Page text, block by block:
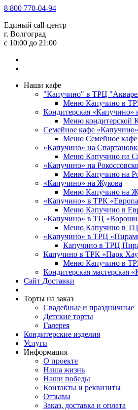
8 800 770-04-94
Единый call-центр
г. Волгоград
c 10:00 до 21:00
Наши кафе
"Капучино" в ТРЦ
Меню Капучино в
Кондитерская
Меню кондитерской
Семейное кафе
Меню Семейное
«Капучино» на
Меню Капучино на
«Капучино» на
Меню Капучино на
«Капучино» на Жукова
Меню Капучино на
«Капучино» в ТРК
Меню Капучино в
«Капучино» в ТЦ
Меню Капучино в
«Капучино» в ТРЦ
Капучино в ТРЦ
Капучино в ТРК «Парк
Меню Капучино в
Кондитерская мастерская
Сайт Доставки
Торты на заказ
Свадебные и праздничные
Детские торты
Галерея
Кондитерские изделия
Услуги
Информация
О проекте
Наша жизнь
Наши победы
Контакты и реквизиты
Отзывы
Заказ, доставка и оплата